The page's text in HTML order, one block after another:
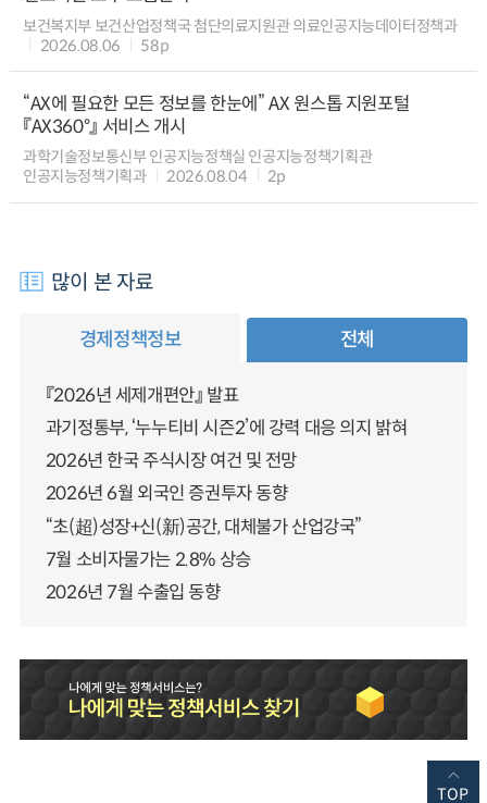
보건복지부 보건산업정책국 첨단의료지원관 의료인공지능데이터정책과
2026.08.06
58p
“AX에 필요한 모든 정보를 한눈에” AX 원스톱 지원포털
『AX360°』 서비스 개시
과학기술정보통신부 인공지능정책실 인공지능정책기획관
인공지능정책기획과
2026.08.04 2p
많이 본 자료
경제정책정보 전체
『2026년 세제개편안』 발표
과기정통부, ‘누누티비 시즌2’에 강력 대응 의지 밝혀
2026년 한국 주식시장 여건 및 전망
2026년 6월 외국인 증권투자 동향
“초(超)성장+신(新)공간, 대체불가 산업강국”
7월 소비자물가는 2.8% 상승
2026년 7월 수출입 동향
TOP